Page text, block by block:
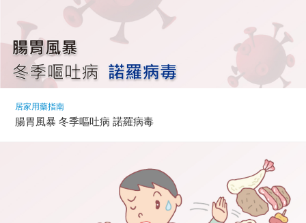
居家用藥指南
腸胃風暴 冬季嘔吐病 諾羅病毒